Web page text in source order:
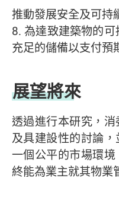
推動發展安全及可持
8. 為達致建築物的
充足的儲備以支付預
展望將來
透過進行本研究，
及具建設性的討論
一個公平的市場環
終能為業主就其物業